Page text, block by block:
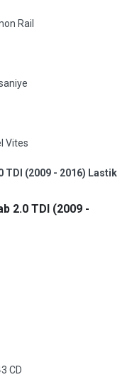
Rail
Vites
TDI (2009 - 2016) Lastik
2.0 TDI (2009 -
CD